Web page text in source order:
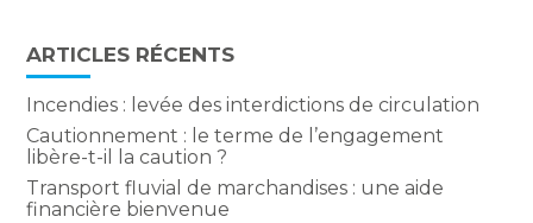
ARTICLES RÉCENTS
Incendies : levée des interdictions de circulation
Cautionnement : le terme de l’engagement
libère-t-il la caution ?
Transport fluvial de marchandises : une aide
financière bienvenue